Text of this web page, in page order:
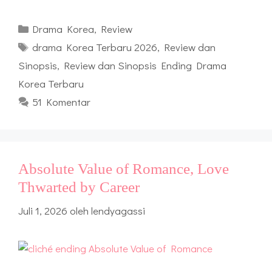
Kategori
Drama Korea, Review
Tag
drama Korea Terbaru 2026, Review dan
Sinopsis, Review dan Sinopsis Ending Drama
Korea Terbaru
51 Komentar
Absolute Value of Romance, Love
Thwarted by Career
Juli 1, 2026 oleh lendyagassi